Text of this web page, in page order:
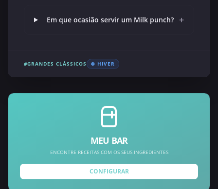
Em que ocasião servir um Milk punch? +
#GRANDES CLÁSSICOS ❄️ HIVER
MEU BAR
ENCONTRE RECEITAS COM OS SEUS INGREDIENTES
CONFIGURAR